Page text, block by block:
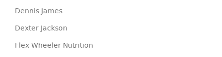
Dennis James
Dexter Jackson
Flex Wheeler Nutrition